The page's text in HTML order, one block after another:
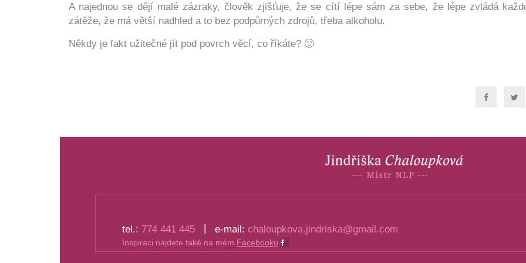
A najednou se dějí malé zázraky, člověk zjišťuje, že se cítí lépe sám za sebe, že lépe zvládá
zátěže, že má větší nadhled a to bez podpůrných zdrojů, třeba alkoholu.
Někdy je fakt užitečné jít pod povrch věcí, co říkáte? 🙂
tel.: 774 441 445 | e-mail: chaloupkova.jindriska@gmail.com
Inspiraci najdete také na mém Facebooku